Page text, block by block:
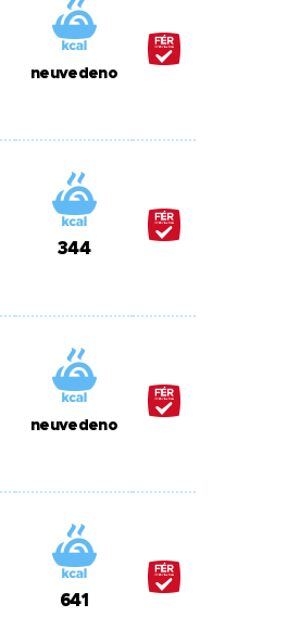
neuvedeno
344
neuvedeno
641